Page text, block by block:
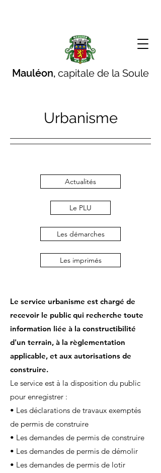
Mauléon, capitale de la Soule
Urbanisme
Actualités
Le PLU
Les démarches
Les imprimés
Le service urbanisme est chargé de
recevoir le public qui recherche toute
information liée à la constructibilité
d'un terrain, à la règlementation
applicable, et aux autorisations de
construire.
Le service est à la disposition du public
pour enregistrer :
• Les déclarations de travaux exemptés
de permis de construire
• Les demandes de permis de construire
• Les demandes de permis de démolir
• Les demandes de permis de lotir